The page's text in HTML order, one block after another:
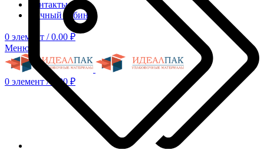
Контакты
Личный кабинет
0 элемент / 0.00 ₽
Меню
0 элемент / 0.00 ₽